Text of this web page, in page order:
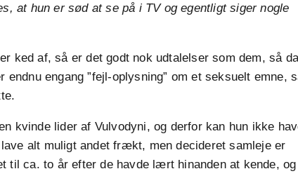
at hun er sød at se på i TV og egentligt siger nogle
ked af, så er det godt nok udtalelser som dem, så
endnu engang ”fejl-oplysning” om et seksuelt emne,
kvinde lider af Vulvodyni, og derfor kan hun ikke
alt muligt andet frækt, men decideret samleje er
til ca. to år efter de havde lært hinanden at kende,